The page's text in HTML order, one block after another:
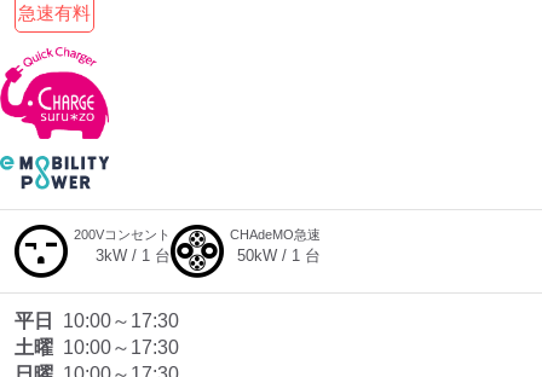
急速有料
200Vコンセント
3kW / 1 台
CHAdeMO急速
50kW / 1 台
平日
10:00～17:30
土曜 10:00～17:30